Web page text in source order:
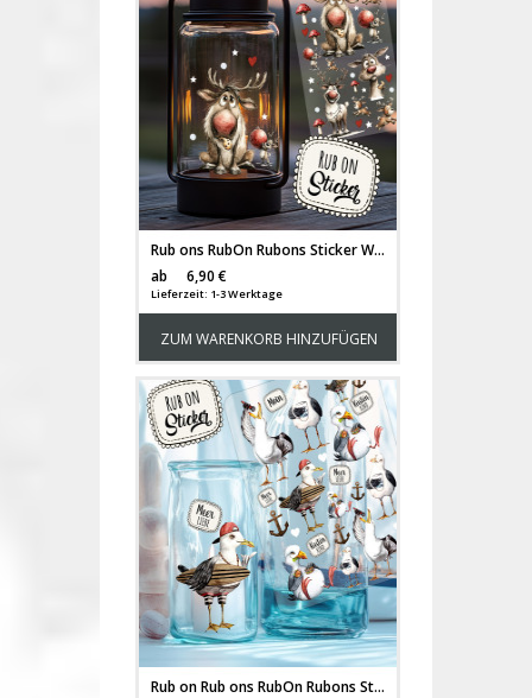
Rub ons RubOn Rubons Sticker Weihnachten Weihnachtssticker Weihnachtsmotive Tiere Rentiere Rentier Elche Elch DIN lang rb37
ab
6,90 €
Lieferzeit: 1-3 Werktage
ZUM WARENKORB HINZUFÜGEN
Rub on Rub ons RubOn Rubons Sticker Möwen maritim Surfbrett surfboard Meer Küste Wellen Strand A5 rb24